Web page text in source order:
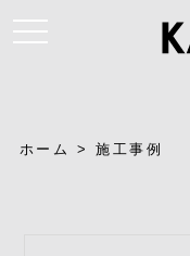
t
o
v
ホーム >施工事例